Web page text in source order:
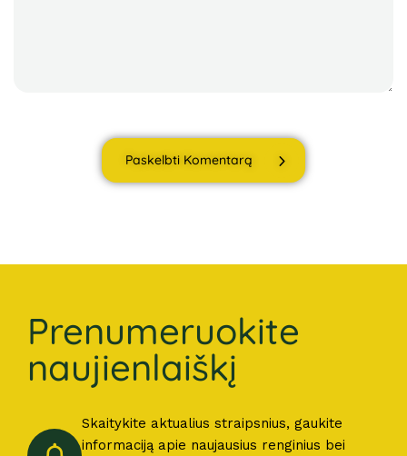
Paskelbti Komentarą
Prenumeruokite
naujienlaiškį
Skaitykite aktualius straipsnius, gaukite
informaciją apie naujausius renginius bei